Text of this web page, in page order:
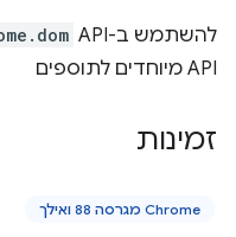
להשתמש ב-API
API מיוחדים לתוספים
זמינות
Chrome מגרסה 88 ואילך